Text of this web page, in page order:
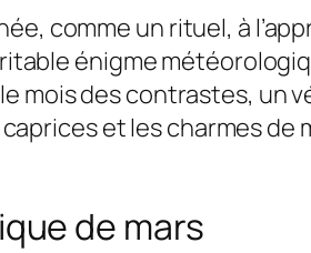
comme un rituel, à
énigme
mois des contrastes, un
et les charmes de
de mars